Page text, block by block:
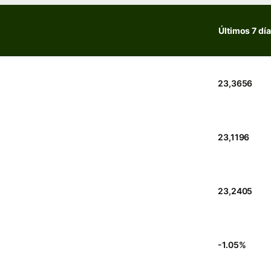
Últimos 7
23,3656
23,1196
23,2405
-1.05%